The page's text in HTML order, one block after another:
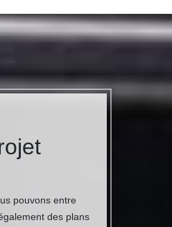
pouvons entre
des plans